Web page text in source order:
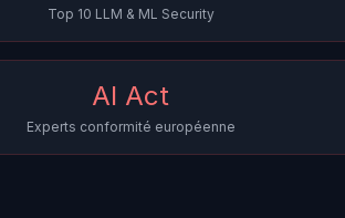
Top 10 LLM & ML Security
AI Act
Experts conformité européenne